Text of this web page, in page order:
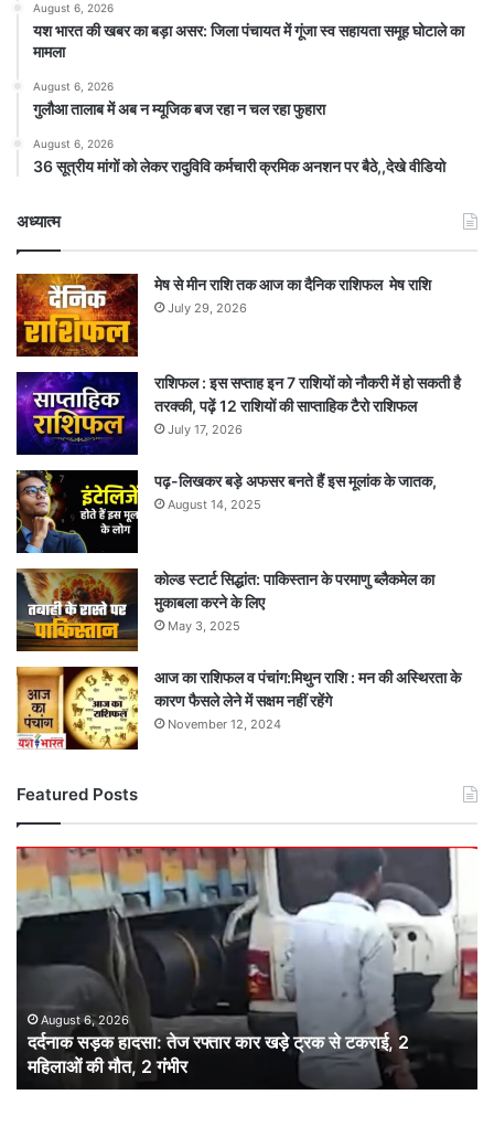
August 6, 2026
यश भारत की खबर का बड़ा असर: जिला पंचायत में गूंजा स्व सहायता समूह घोटाले का
मामला
August 6, 2026
गुलौआ तालाब में अब न म्यूजिक बज रहा न चल रहा फुहारा
August 6, 2026
36 सूत्रीय मांगों को लेकर रादुविवि कर्मचारी क्रमिक अनशन पर बैठे,,देखे वीडियो
अध्यात्म
मेष से मीन राशि तक आज का दैनिक राशिफल मेष राशि
July 29, 2026
राशिफल : इस सप्ताह इन 7 राशियों को नौकरी में हो सकती है
तरक्की, पढ़ें 12 राशियों की साप्ताहिक टैरो राशिफल
July 17, 2026
पढ़-लिखकर बड़े अफसर बनते हैं इस मूलांक के जातक,
August 14, 2025
कोल्ड स्टार्ट सिद्धांत: पाकिस्तान के परमाणु ब्लैकमेल का
मुकाबला करने के लिए
May 3, 2025
आज का राशिफल व पंचांग:मिथुन राशि : मन की अस्थिरता के
कारण फैसले लेने में सक्षम नहीं रहेंगे
November 12, 2024
Featured Posts
दर्दनाक
हादसा:
तेज
कार
ट्रक
टकराई,
2
August 6, 2026
दर्दनाक सड़क हादसा: तेज रफ्तार कार खड़े ट्रक से टकराई, 2
महिलाओं की मौत, 2 गंभीर